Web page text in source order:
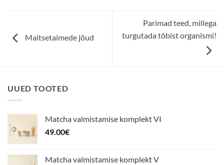
Maitsetaimede jõud
Parimad teed, millega
turgutada tõbist organismi!
UUED TOOTED
Matcha valmistamise komplekt VI
49.00€
Matcha valmistamise komplekt V